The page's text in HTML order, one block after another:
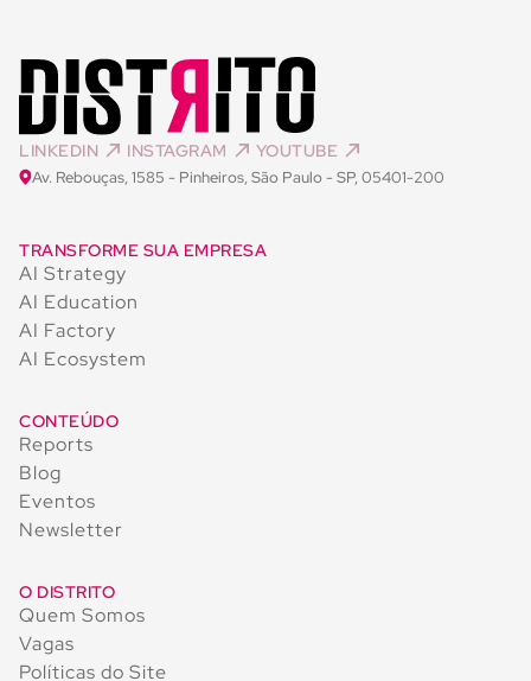
LINKEDIN INSTAGRAM YOUTUBE
Av. Rebouças, 1585 - Pinheiros, São Paulo - SP, 05401-200
TRANSFORME SUA EMPRESA
AI Strategy
AI Education
AI Factory
AI Ecosystem
CONTEÚDO
Reports
Blog
Eventos
Newsletter
O DISTRITO
Quem Somos
Vagas
Políticas do Site